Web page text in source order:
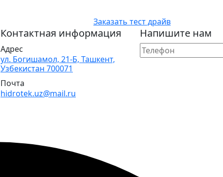
Заказать тест драйв
Контактная информация
Адрес
ул. Богишамол, 21-Б, Ташкент,
Узбекистан 700071
Почта
hidrotek.uz@mail.ru
Напишите нам